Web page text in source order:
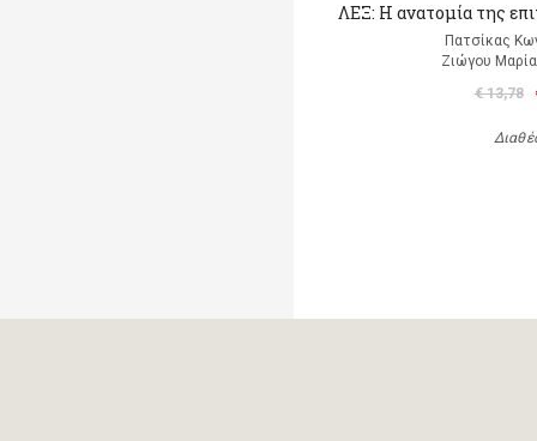
ΛΕΞ: Η ανατομία της
Πατσίκας
Ζιώγου
€ 13,78